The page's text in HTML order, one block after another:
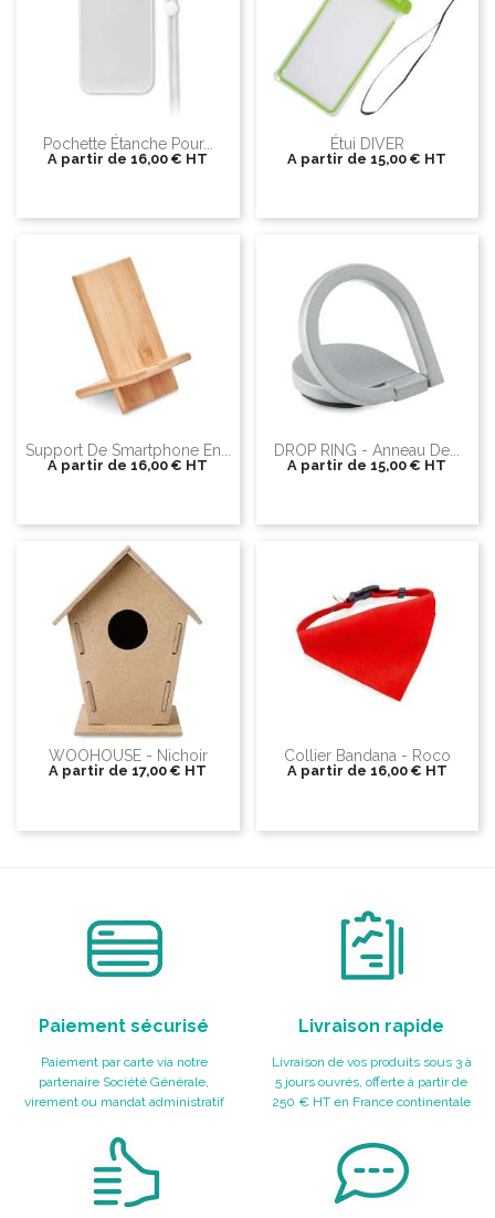
Pochette Étanche Pour...
A partir de 16,00 € HT
Étui DIVER
A partir de 15,00 € HT
Support De Smartphone En...
A partir de 16,00 € HT
DROP RING - Anneau De...
A partir de 15,00 € HT
WOOHOUSE - Nichoir
A partir de 17,00 € HT
Collier Bandana - Roco
A partir de 16,00 € HT
Paiement sécurisé
Paiement par carte via notre
partenaire Société Générale,
virement ou mandat administratif
Livraison rapide
Livraison de vos produits sous 3 à
5 jours ouvrés, offerte à partir de
250 € HT en France continentale